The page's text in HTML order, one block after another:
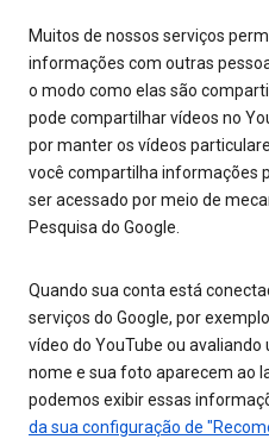
Muitos de nossos serviços
informações com outras
o modo como elas são
pode compartilhar vídeos no
por manter os vídeos
você compartilha informações
ser acessado por meio de
Pesquisa do Google.
Quando sua conta está
serviços do Google, por
vídeo do YouTube ou avaliando
nome e sua foto aparecem ao
podemos exibir essas
da sua configuração de